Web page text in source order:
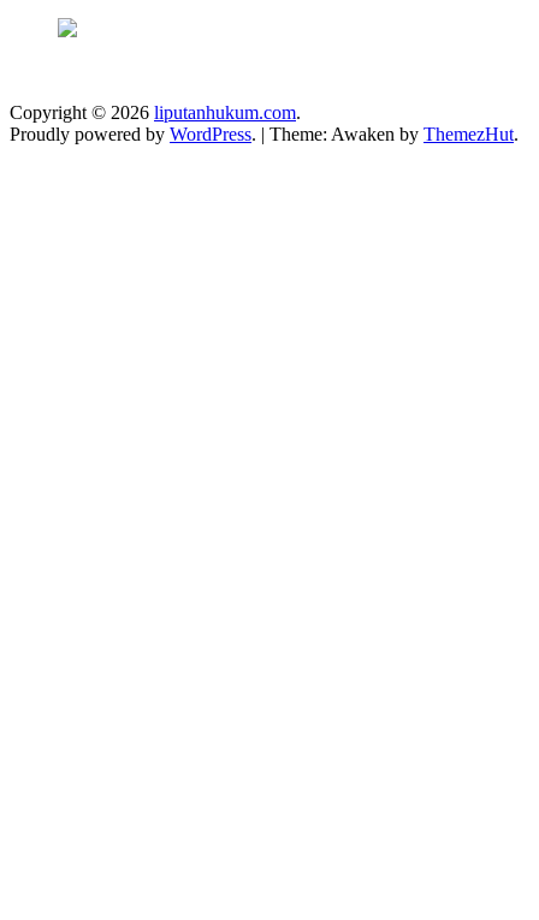
Copyright © 2026 liputanhukum.com.
Proudly powered by WordPress. | Theme: Awaken by ThemezHut.